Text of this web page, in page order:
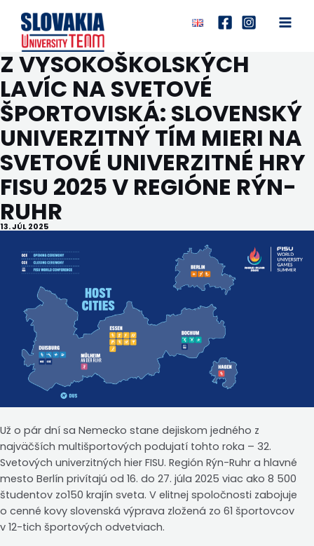
obsah
Main
Z VYSOKOŠKOLSKÝCH
LAVÍC NA SVETOVÉ
ŠPORTOVISKÁ: SLOVENSKÝ
UNIVERZITNÝ TÍM MIERI NA
SVETOVÉ UNIVERZITNÉ HRY
FISU 2025 V REGIÓNE RÝN-
RUHR
13. JÚL 2025
Už o pár dní sa Nemecko stane dejiskom jedného z
najväčších multišportových podujatí tohto roka – 32.
Svetových univerzitných hier FISU. Región Rýn-Ruhr a hlavné
mesto Berlín privítajú od 16. do 27. júla 2025 viac ako 8 500
študentov zo150 krajín sveta. V elitnej spoločnosti zabojuje
o cenné kovy slovenská výprava zložená zo 61 športovcov
v 12-tich športových odvetviach.